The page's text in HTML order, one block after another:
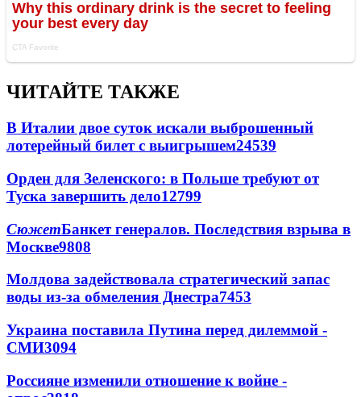
ЧИТАЙТЕ ТАКЖЕ
В Италии двое суток искали выброшенный
лотерейный билет с выигрышем24539
Орден для Зеленского: в Польше требуют от
Туска завершить дело12799
СюжетБанкет генералов. Последствия взрыва в
Москве9808
Молдова задействовала стратегический запас
воды из-за обмеления Днестра7453
Украина поставила Путина перед дилеммой -
СМИ3094
Россияне изменили отношение к войне -